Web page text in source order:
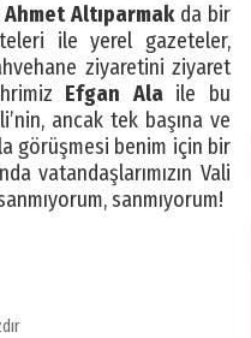
Ahmet Altıparmakda bir
ile yerel gazeteler,
ziyaretini ziyaret
Efgan Alaile bu
ancak tek başına ve
görüşmesi benim için bir
vatandaşlarımızın Vali
sanmıyorum!